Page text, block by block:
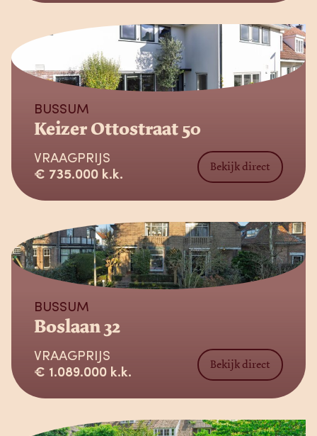
Verkocht
BUSSUM
Keizer Ottostraat 50
VRAAGPRIJS
€ 735.000 k.k.
Bekijk direct
Verkocht
BUSSUM
Boslaan 32
VRAAGPRIJS
€ 1.089.000 k.k.
Bekijk direct